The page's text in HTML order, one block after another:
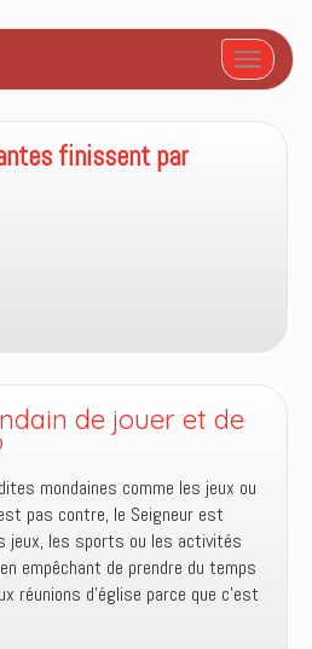
Afficher/
finissent par
de jouer et de
mondaines comme les jeux ou
pas contre, le Seigneur est
jeux, les sports ou les activités
empêchant de prendre du temps
réunions d’église parce que c’est